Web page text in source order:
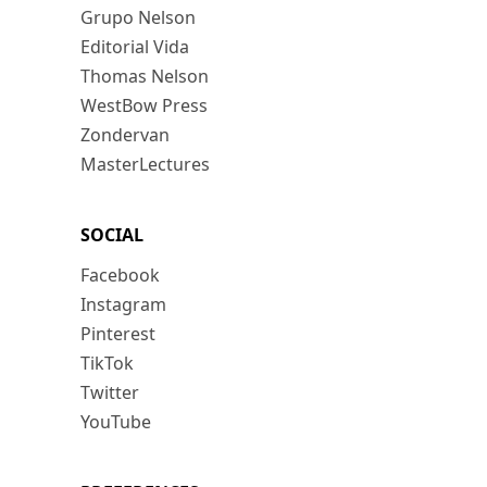
Grupo Nelson
Editorial Vida
Thomas Nelson
WestBow Press
Zondervan
MasterLectures
SOCIAL
Facebook
Instagram
Pinterest
TikTok
Twitter
YouTube